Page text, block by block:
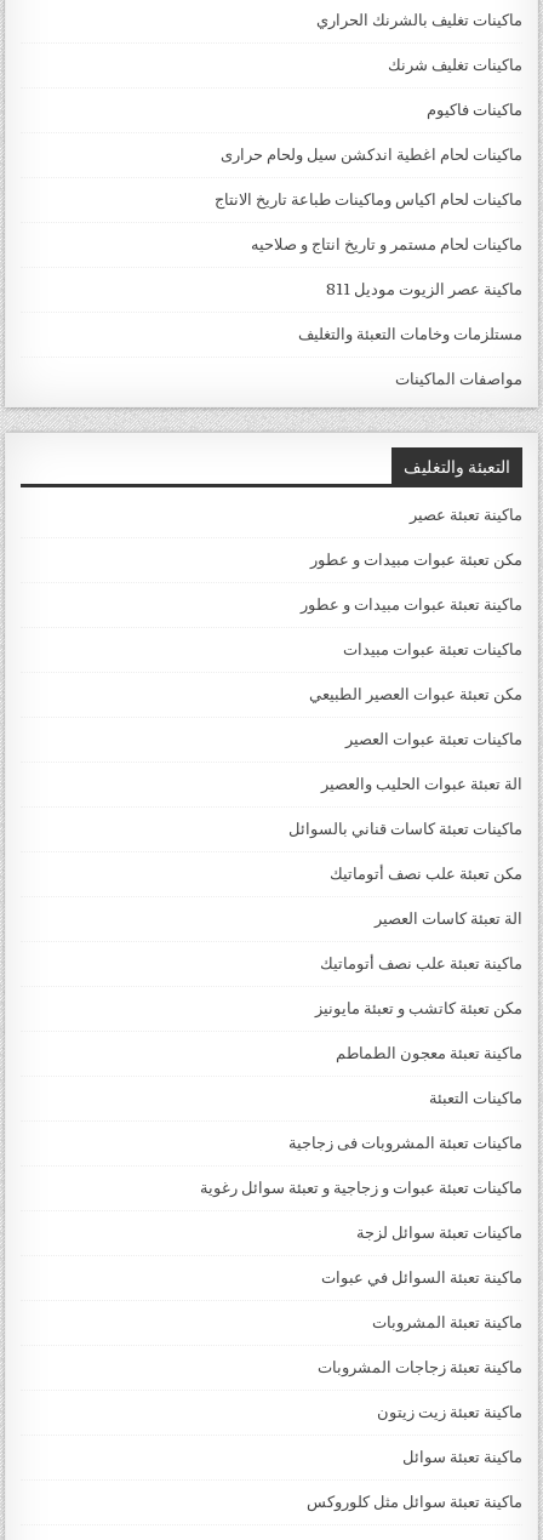
ماكينات تغليف بالشرنك الحراري
ماكينات تغليف شرنك
ماكينات فاكيوم
ماكينات لحام اغطية اندكشن سيل ولحام حرارى
ماكينات لحام اكياس وماكينات طباعة تاريخ الانتاج
ماكينات لحام مستمر و تاريخ انتاج و صلاحيه
ماكينة عصر الزيوت موديل 811
مستلزمات وخامات التعبئة والتغليف
مواصفات الماكينات
التعبئة والتغليف
ماكينة تعبئة عصير
مكن تعبئة عبوات مبيدات و عطور
ماكينة تعبئة عبوات مبيدات و عطور
ماكينات تعبئة عبوات مبيدات
مكن تعبئة عبوات العصير الطبيعي
ماكينات تعبئة عبوات العصير
الة تعبئة عبوات الحليب والعصير
ماكينات تعبئة كاسات قناني بالسوائل
مكن تعبئة علب نصف أتوماتيك
الة تعبئة كاسات العصير
ماكينة تعبئة علب نصف أتوماتيك
مكن تعبئة كاتشب و تعبئة مايونيز
ماكينة تعبئة معجون الطماطم
ماكينات التعبئة
ماكينات تعبئة المشروبات فى زجاجية
ماكينات تعبئة عبوات و زجاجية و تعبئة سوائل رغوية
ماكينات تعبئة سوائل لزجة
‏‏‏ماكينة تعبئة السوائل في عبوات
ماكينة تعبئة المشروبات
ماكينة تعبئة زجاجات المشروبات
ماكينة تعبئة زيت زيتون
ماكينة تعبئة سوائل
ماكينة تعبئة سوائل مثل كلوروكس